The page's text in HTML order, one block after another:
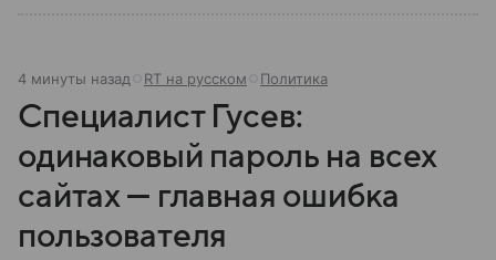
4 минуты назад RT на русском Политика
Специалист Гусев:
одинаковый пароль на всех
сайтах — главная ошибка
пользователя